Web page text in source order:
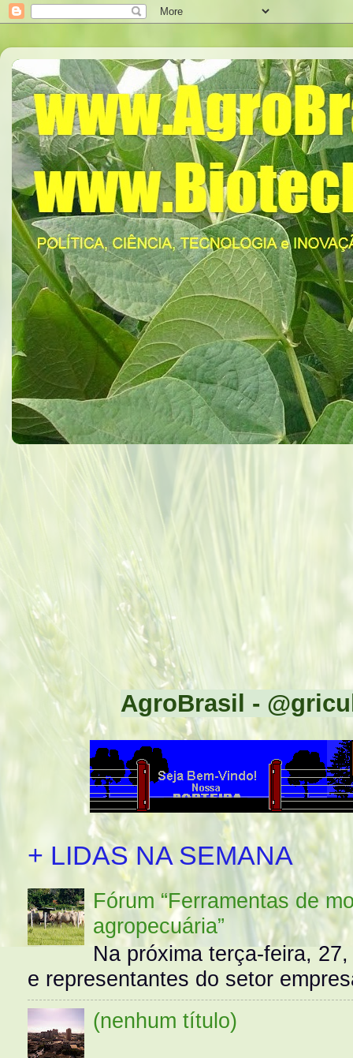
AgroBrasil -
+ LIDAS NA SEMANA
Fórum “Ferramentas de
agropecuária”
Na próxima terça-feira,
e representantes do setor
(nenhum título)